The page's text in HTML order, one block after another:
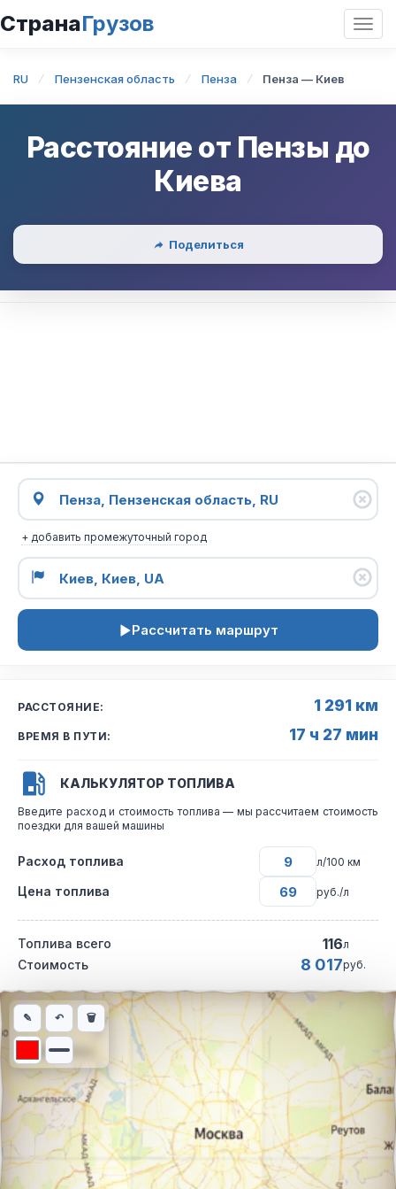
СтранаГрузов
RU Пензенская область Пенза Пенза — Киев
Расстояние от Пензы до
Киева
Поделиться
+ добавить промежуточный город
Рассчитать маршрут
РАССТОЯНИЕ: 1 291 км
ВРЕМЯ В ПУТИ: 17 ч 27 мин
КАЛЬКУЛЯТОР ТОПЛИВА
Введите расход и стоимость топлива — мы рассчитаем стоимость
поездки для вашей машины
Расход топлива л/100 км
Цена топлива руб./л
Топлива всего 116л
Стоимость 8 017руб.
Интерактивная карта автомобильного маршрута из города
✎ ↶ 🗑